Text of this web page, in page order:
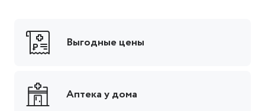
Выгодные цены
Аптека у дома